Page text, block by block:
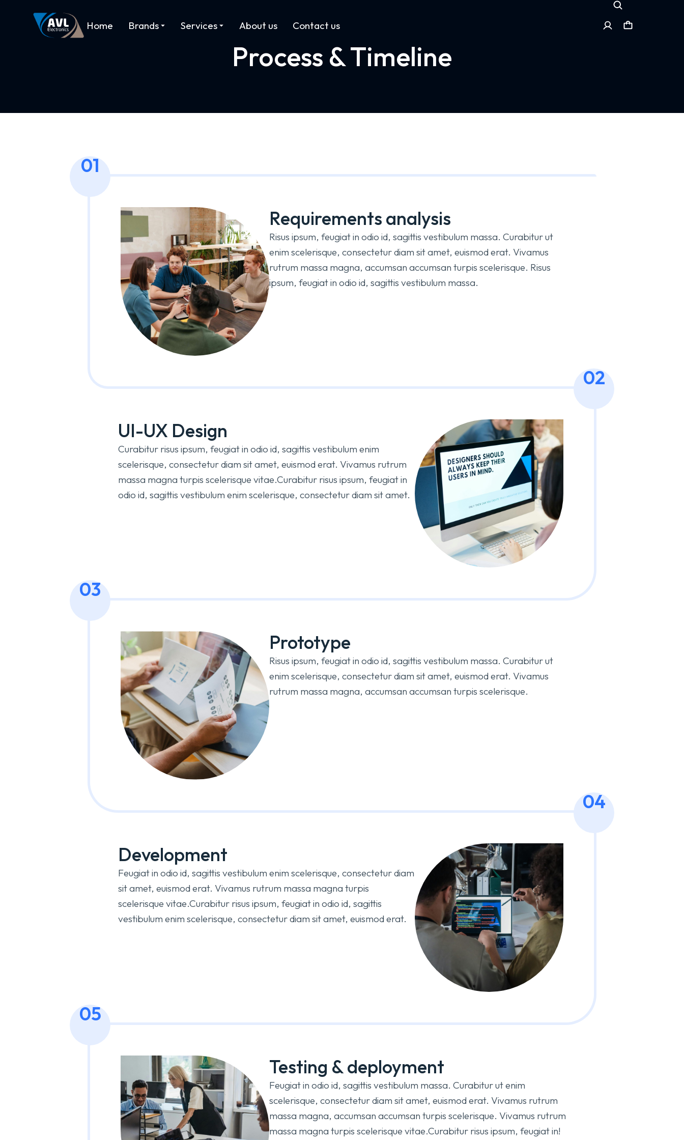
Home Brands Services About us Contact us
Process & Timeline
01
Requirements analysis
Risus ipsum, feugiat in odio id, sagittis vestibulum massa. Curabitur ut
enim scelerisque, consectetur diam sit amet, euismod erat. Vivamus
rutrum massa magna, accumsan accumsan turpis scelerisque. Risus
ipsum, feugiat in odio id, sagittis vestibulum massa.
02
UI-UX Design
Curabitur risus ipsum, feugiat in odio id, sagittis vestibulum enim
scelerisque, consectetur diam sit amet, euismod erat. Vivamus rutrum
massa magna turpis scelerisque vitae.Curabitur risus ipsum, feugiat in
odio id, sagittis vestibulum enim scelerisque, consectetur diam sit amet.
03
Prototype
Risus ipsum, feugiat in odio id, sagittis vestibulum massa. Curabitur ut
enim scelerisque, consectetur diam sit amet, euismod erat. Vivamus
rutrum massa magna, accumsan accumsan turpis scelerisque.
04
Development
Feugiat in odio id, sagittis vestibulum enim scelerisque, consectetur diam
sit amet, euismod erat. Vivamus rutrum massa magna turpis
scelerisque vitae.Curabitur risus ipsum, feugiat in odio id, sagittis
vestibulum enim scelerisque, consectetur diam sit amet, euismod erat.
05
Testing & deployment
Feugiat in odio id, sagittis vestibulum massa. Curabitur ut enim
scelerisque, consectetur diam sit amet, euismod erat. Vivamus rutrum
massa magna, accumsan accumsan turpis scelerisque. Vivamus rutrum
massa magna turpis scelerisque vitae.Curabitur risus ipsum, feugiat in!